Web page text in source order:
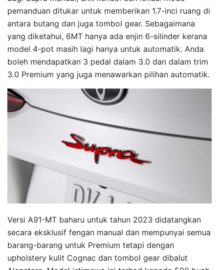
pemanduan ditukar untuk memberikan 1.7-inci ruang di
antara butang dan juga tombol gear. Sebagaimana
yang diketahui, 6MT hanya ada enjin 6-silinder kerana
model 4-pot masih lagi hanya untuk automatik. Anda
boleh mendapatkan 3 pedal dalam 3.0 dan dalam trim
3.0 Premium yang juga menawarkan pilihan automatik.
Versi A91-MT baharu untuk tahun 2023 didatangkan
secara eksklusif fengan manual dan mempunyai semua
barang-barang untuk Premium tetapi dengan
upholstery kulit Cognac dan tombol gear dibalut